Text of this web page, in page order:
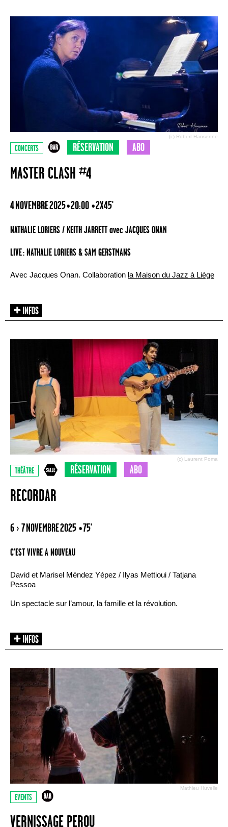
(c) Robert Hansenne
CONCERTS RÉSERVATION ABO
MASTER CLASH #4
4 NOVEMBRE 2025 • 20:00 • 2X45'
NATHALIE LORIERS / KEITH JARRETT avec JACQUES ONAN
LIVE : NATHALIE LORIERS & SAM GERSTMANS
Avec Jacques Onan. Collaboration la Maison du Jazz à Liège
(c) Laurent Poma
THÉÂTRE RÉSERVATION ABO
RECORDAR
6 › 7 NOVEMBRE 2025 • 75'
C’EST VIVRE A NOUVEAU
David et Marisel Méndez Yépez / Ilyas Mettioui / Tatjana
Pessoa
Un spectacle sur l’amour, la famille et la révolution.
Mathieu Huvelle
EVENTS
VERNISSAGE PEROU